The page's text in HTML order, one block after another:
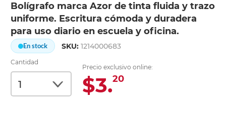
Bolígrafo marca Azor de tinta fluida y trazo
uniforme. Escritura cómoda y duradera
para uso diario en escuela y oficina.
En stock SKU:1214000683
Cantidad
Precio exclusivo online:
$3.20